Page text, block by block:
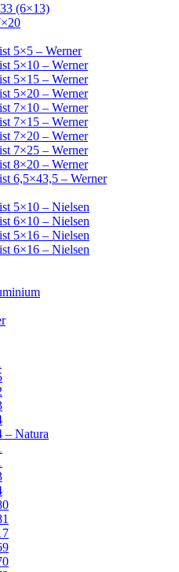
(6×13)
5×5 – Werner
5×10 – Werner
5×15 – Werner
5×20 – Werner
7×10 – Werner
7×15 – Werner
7×20 – Werner
7×25 – Werner
8×20 – Werner
6,5×43,5 – Werner
5×10 – Nielsen
6×10 – Nielsen
5×16 – Nielsen
6×16 – Nielsen
– Natura